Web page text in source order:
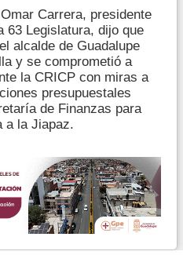
Carrera, presidente
63 Legislatura, dijo que
alcalde de Guadalupe
y se comprometió a
la CRICP con miras a
presupuestales
de Finanzas para
a la Jiapaz.